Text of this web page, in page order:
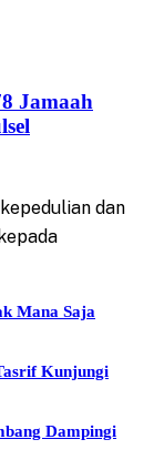
Jamaah
dan
Mana Saja
Kunjungi
Dampingi